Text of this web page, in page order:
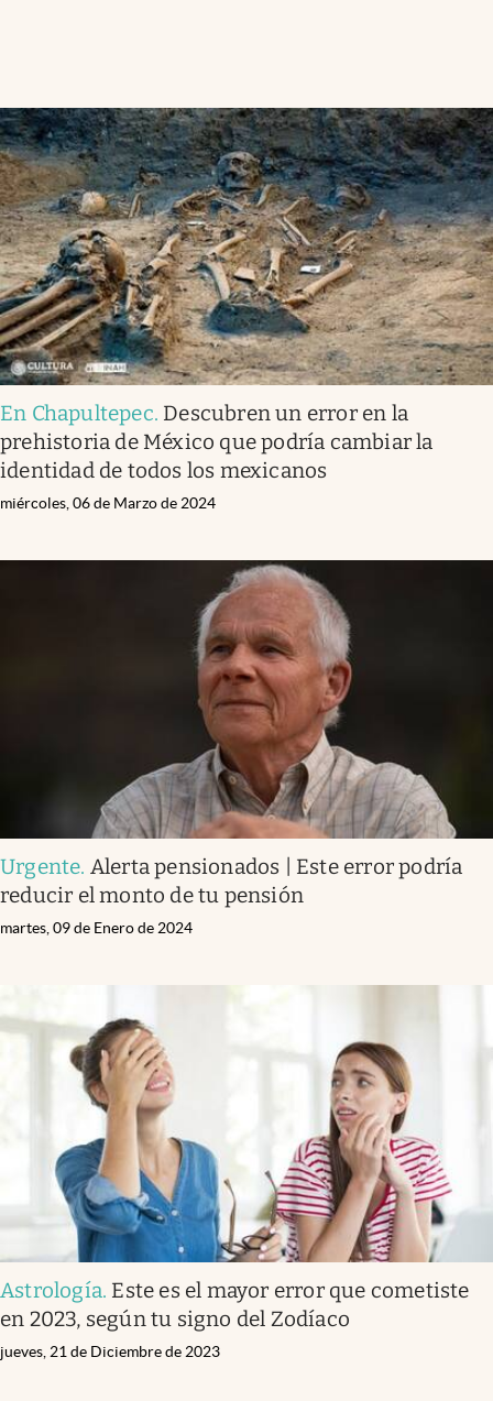
En Chapultepec. Descubren un error en la
prehistoria de México que podría cambiar la
identidad de todos los mexicanos
miércoles, 06 de Marzo de 2024
Urgente. Alerta pensionados | Este error podría
reducir el monto de tu pensión
martes, 09 de Enero de 2024
Astrología. Este es el mayor error que cometiste
en 2023, según tu signo del Zodíaco
jueves, 21 de Diciembre de 2023